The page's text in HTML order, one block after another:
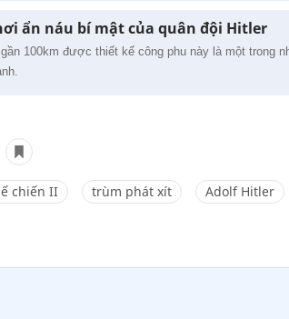
ẩn náu bí mật của quân đội Hitler
100km được thiết kế công phu này là một trong
chiến II trùm phát xít Adolf Hitler